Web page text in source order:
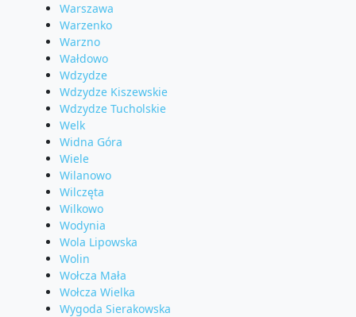
Warszawa
Warzenko
Warzno
Wałdowo
Wdzydze
Wdzydze Kiszewskie
Wdzydze Tucholskie
Welk
Widna Góra
Wiele
Wilanowo
Wilczęta
Wilkowo
Wodynia
Wola Lipowska
Wolin
Wołcza Mała
Wołcza Wielka
Wygoda Sierakowska